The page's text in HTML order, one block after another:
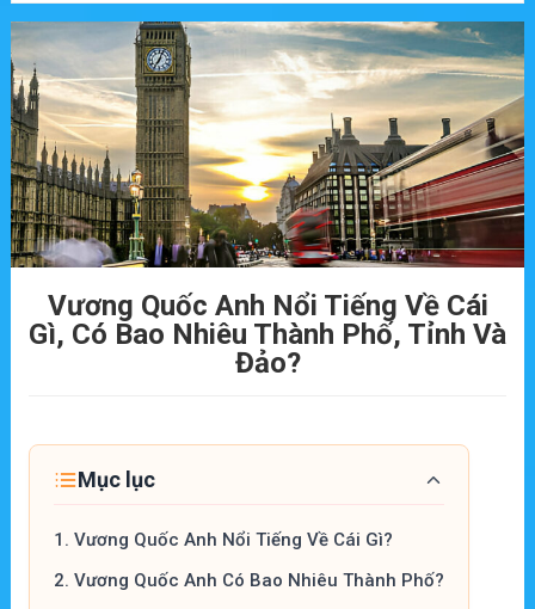
Vương Quốc Anh Nổi Tiếng Về Cái
Gì, Có Bao Nhiêu Thành Phố, Tỉnh Và
Đảo?
Mục lục
1. Vương Quốc Anh Nổi Tiếng Về Cái Gì?
2. Vương Quốc Anh Có Bao Nhiêu Thành Phố?